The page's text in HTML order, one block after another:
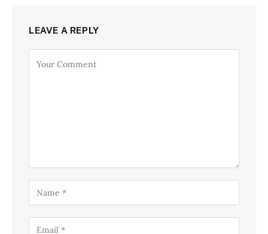
LEAVE A REPLY